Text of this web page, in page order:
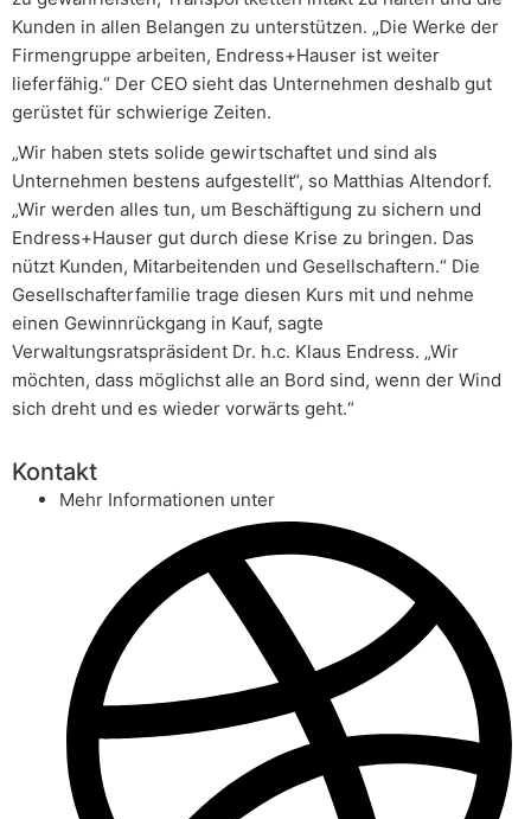
Kunden in allen Belangen zu unterstützen. „Die Werke der
Firmengruppe arbeiten, Endress+Hauser ist weiter
lieferfähig.“ Der CEO sieht das Unternehmen deshalb gut
gerüstet für schwierige Zeiten.
„Wir haben stets solide gewirtschaftet und sind als
Unternehmen bestens aufgestellt“, so Matthias Altendorf.
„Wir werden alles tun, um Beschäftigung zu sichern und
Endress+Hauser gut durch diese Krise zu bringen. Das
nützt Kunden, Mitarbeitenden und Gesellschaftern.“ Die
Gesellschafterfamilie trage diesen Kurs mit und nehme
einen Gewinnrückgang in Kauf, sagte
Verwaltungsratspräsident Dr. h.c. Klaus Endress. „Wir
möchten, dass möglichst alle an Bord sind, wenn der Wind
sich dreht und es wieder vorwärts geht.“
Kontakt
Mehr Informationen unter